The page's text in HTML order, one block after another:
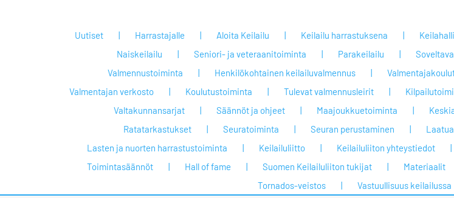
Uutiset Harrastajalle Aloita Keilailu Keilailu harrastuksena
Naiskeilailu
Seniori- ja veteraanitoiminta Parakeilailu
Valmennustoiminta
Henkilökohtainen keilailuvalmennus
Valmentajan verkosto
Koulutustoiminta Tulevat valmennusleirit
Valtakunnansarjat
Säännöt ja ohjeet Maajoukkuetoiminta
Ratatarkastukset
Seuratoiminta Seuran perustaminen
Lasten ja nuorten harrastustoiminta
Keilailuliitto Keilailuliiton yhteystiedot
Toimintasäännöt
Hall of fame Suomen Keilailuliiton tukijat Materiaalit
Tornados-veistos
Vastuullisuus keilailussa